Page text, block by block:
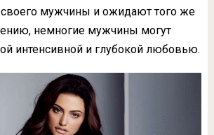
своего мужчины и ожидают того же
немногие мужчины могут
интенсивной и глубокой любовью.